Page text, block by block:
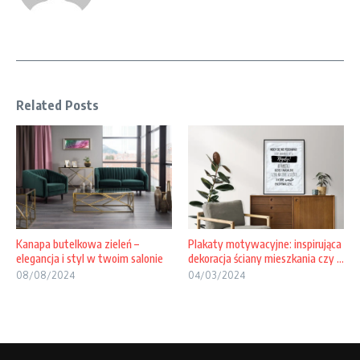
Related Posts
Kanapa butelkowa zieleń –
elegancja i styl w twoim salonie
08/08/2024
Plakaty motywacyjne: inspirująca
dekoracja ściany mieszkania czy ...
04/03/2024